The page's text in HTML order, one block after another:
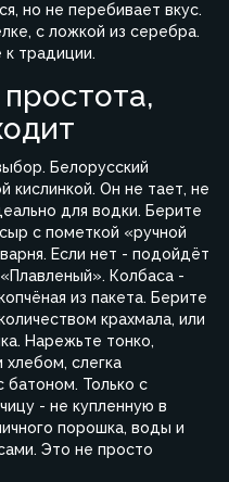
но не перебивает вкус.
с ложкой из серебра.
традиции.
Белорусский
кислинкой. Он не тает, не
для водки. Берите
с пометкой «ручной
Если нет - подойдёт
Колбаса -
из пакета. Берите
крахмала, или
Нарежьте тонко,
слегка
Только с
- не купленную в
порошка, воды и
Это не просто